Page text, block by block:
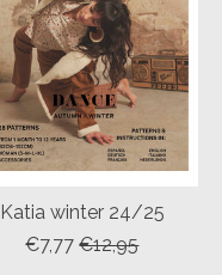
Katia winter 24/25
€7,77 €12,95